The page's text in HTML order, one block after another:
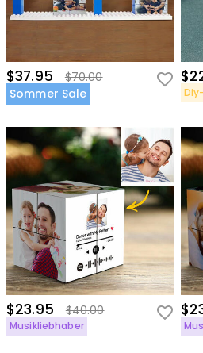
$37.95
$70.00
Sommer Sale
$23.95 $40.00
Musikliebhaber